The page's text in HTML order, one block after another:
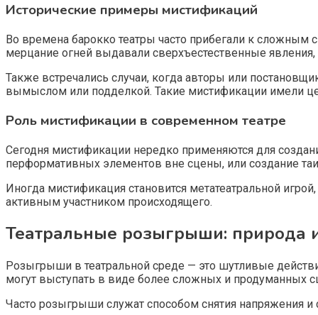
Исторические примеры мистификаций
Во времена барокко театры часто прибегали к
мерцание огней выдавали сверхъестественные
Также встречались случаи, когда авторы или
вымыслом или подделкой. Такие мистификации имели
Роль мистификации в современном театре
Сегодня мистификации нередко применяются для
перформативных элементов вне сцены, или создание
Иногда мистификация становится метатеатральной
активным участником происходящего.
Театральные розыгрыши: природа
Розыгрыши в театральной среде — это шутливые
могут выступать в виде более сложных и продуманных
Часто розыгрыши служат способом снятия напряжения и